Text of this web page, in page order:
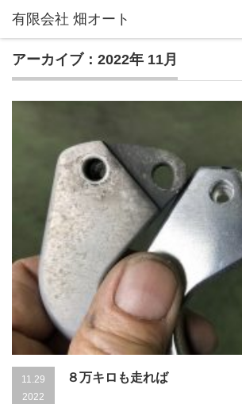
アーカイブ：2022年 11月
11.29
2022
８万キロも走れば